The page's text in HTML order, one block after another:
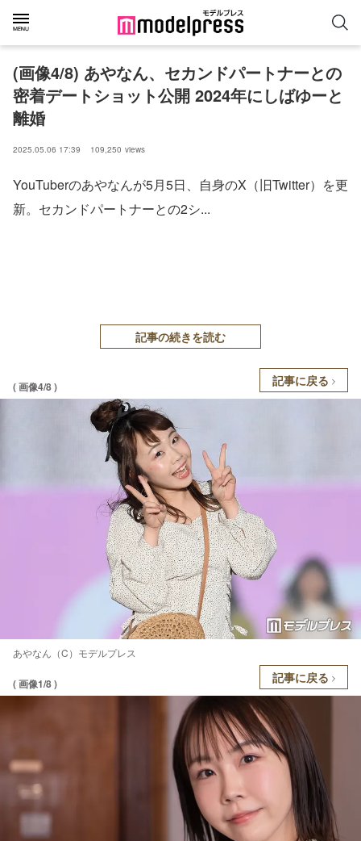
(画像4/8) あやなん、セカンドパートナーとの
密着デートショット公開 2024年にしばゆーと
離婚
2025.05.06 17:39 109,250 views
YouTuberのあやなんが5月5日、自身のX（旧Twitter）を更
新。セカンドパートナーとの2シ...
記事の続きを読む
( 画像4/8 ) 記事に戻る
あやなん（C）モデルプレス
( 画像1/8 ) 記事に戻る